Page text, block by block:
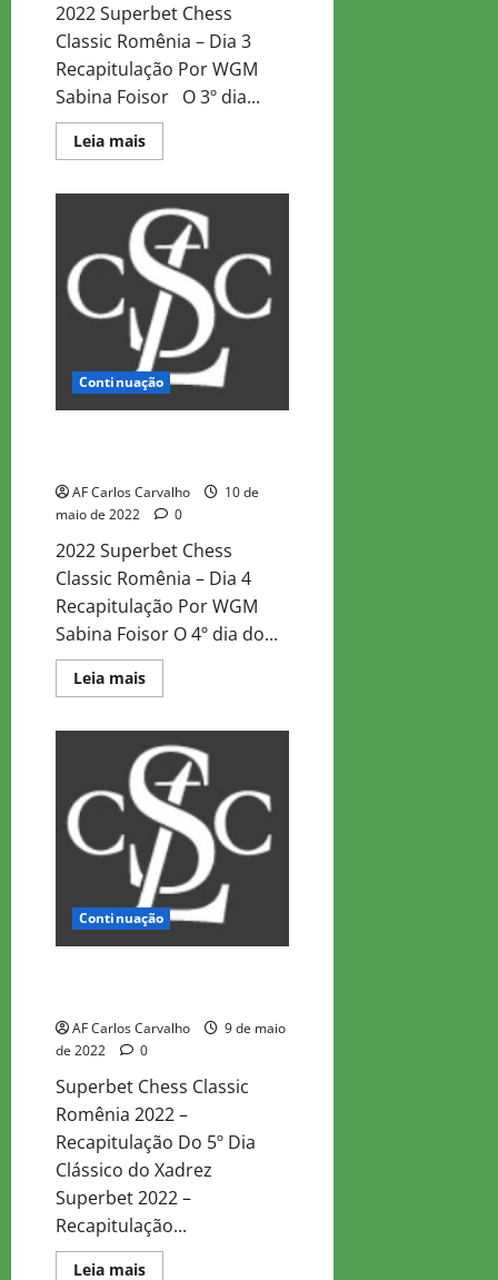
2022 Superbet Chess
Classic Romênia – Dia 3
Recapitulação Por WGM
Sabina Foisor O 3º dia...
Leia maisRead
more
Xadrez
Superbet
2022
–
Recapitulação
do
3º
dia
Continuação
AF Carlos Carvalho
10 de
maio de 2022
0
2022 Superbet Chess
Classic Romênia – Dia 4
Recapitulação Por WGM
Sabina Foisor O 4º dia do...
Leia maisRead
more
Xadrez
Superbet
2022
–
Recapitulação
do
4º
dia
Continuação
AF Carlos Carvalho
9 de maio
de 2022
0
Superbet Chess Classic
Romênia 2022 –
Recapitulação Do 5º Dia
Clássico do Xadrez
Superbet 2022 –
Recapitulação...
Leia maisRead